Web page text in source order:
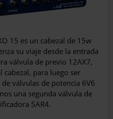
15 es un cabezal de 15w
su viaje desde la entrada
válvula de previo 12AX7,
para luego ser
válvulas de potencia 6V6
una segunda válvula de
5AR4.